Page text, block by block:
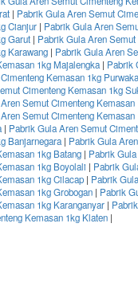
| Pabrik Gula Aren Semut
Cianjur | Pabrik Gula Aren
Garut | Pabrik Gula Aren
Karawang | Pabrik Gula Aren
1kg Majalengka | Pabrik
Kemasan 1kg
Cimenteng Kemasan 1kg
Semut Cimenteng Kemasan
Semut Cimenteng Kemasan
| Pabrik Gula Aren Semut
Banjarnegara | Pabrik Gula
1kg Batang | Pabrik
1kg Boyolali | Pabrik
1kg Cilacap | Pabrik
1kg Grobogan | Pabrik
1kg Karanganyar |
Kemasan 1kg Klaten |